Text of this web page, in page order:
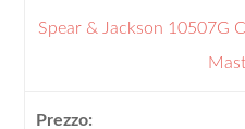
Spear & Jackson 10507G